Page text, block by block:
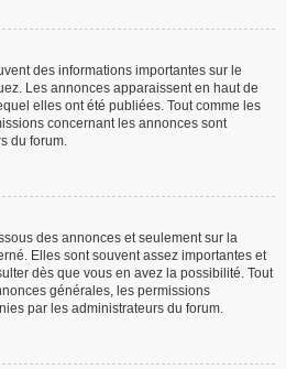
des informations importantes sur le
Les annonces apparaissent en haut de
elles ont été publiées. Tout comme les
concernant les annonces sont
du forum.
des annonces et seulement sur la
Elles sont souvent assez importantes et
dès que vous en avez la possibilité. Tout
générales, les permissions
par les administrateurs du forum.